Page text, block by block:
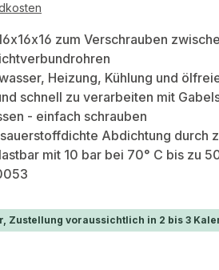
zum Verschrauben
Heizung, Kühlung und
schnell zu verarbeiten mit
- einfach schrauben
Abdichtung durch
mit 10 bar bei 70° C bis zu
Zustellung voraussichtlich in 2 bis 3